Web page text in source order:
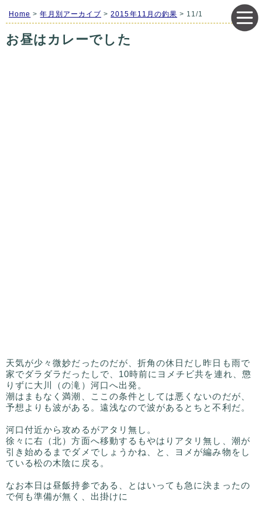
Home >年月別アーカイブ >2015年11月の釣果 > 11/1
お昼はカレーでした
天気が少々微妙だったのだが、折角の休日だし昨日も雨で
家でダラダラだったしで、10時前にヨメチビ共を連れ、懲
りずに大川（の滝）河口へ出発。
潮はまもなく満潮、ここの条件としては悪くないのだが、
予想よりも波がある。遠浅なので波があるとちと不利だ。
河口付近から攻めるがアタリ無し。
徐々に右（北）方面へ移動するもやはりアタリ無し、潮が
引き始めるまでダメでしょうかね、と、ヨメが編み物をし
ている松の木陰に戻る。
なお本日は昼飯持参である、とはいっても急に決まったの
で何も準備が無く、出掛けに